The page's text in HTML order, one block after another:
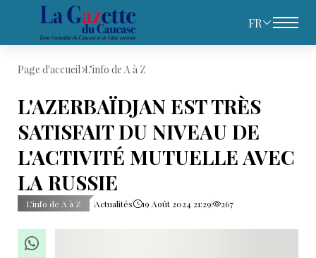
FR
Page d'accueil L’info de A à Z
L'AZERBAÏDJAN EST TRÈS
SATISFAIT DU NIVEAU DE
L'ACTIVITÉ MUTUELLE AVEC
LA RUSSIE
L’info de A à Z Actualités 19 Août 2024 21:29 267